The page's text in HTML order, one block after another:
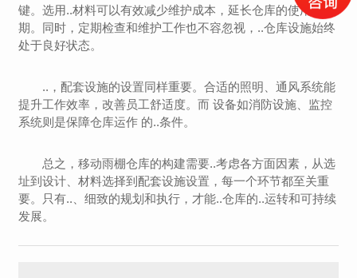
键。选用..材料可以有效减少维护成本，延长仓库的使用周
期。同时，定期检查和维护工作也不容忽视，..仓库设施始终
处于良好状态。
..，配套设施的设置同样重要。合适的照明、通风系统能
提升工作效率，改善员工舒适度。而 设备如消防设施、监控
系统则是保障仓库运作 的..条件。
总之，移动雨棚仓库的构建需要..考虑各方面因素，从选
址到设计、材料选择到配套设施设置，每一个环节都至关重
要。只有..、细致的规划和执行，才能..仓库的..运转和可持续
发展。